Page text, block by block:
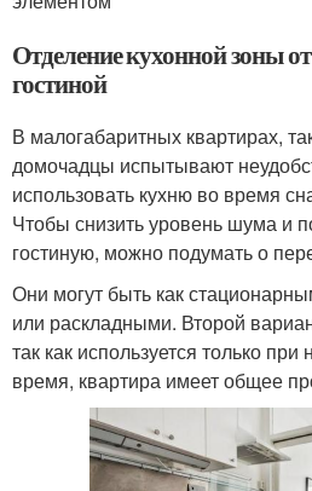
Отделение кухонной зоны
гостиной
В малогабаритных квартирах,
домочадцы испытывают
использовать кухню во время
Чтобы снизить уровень шума и
гостиную, можно подумать о
Они могут быть как
или раскладными. Второй
так как используется только
время, квартира имеет общее